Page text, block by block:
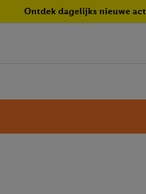
Ontdek dagelijks nieuwe